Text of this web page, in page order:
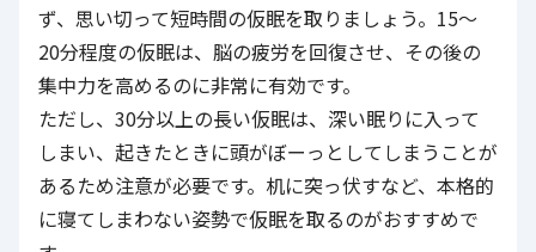
ず、思い切って短時間の仮眠を取りましょう。15〜
20分程度の仮眠は、脳の疲労を回復させ、その後の
集中力を高めるのに非常に有効です。
ただし、30分以上の長い仮眠は、深い眠りに入って
しまい、起きたときに頭がぼーっとしてしまうことが
あるため注意が必要です。机に突っ伏すなど、本格的
に寝てしまわない姿勢で仮眠を取るのがおすすめで